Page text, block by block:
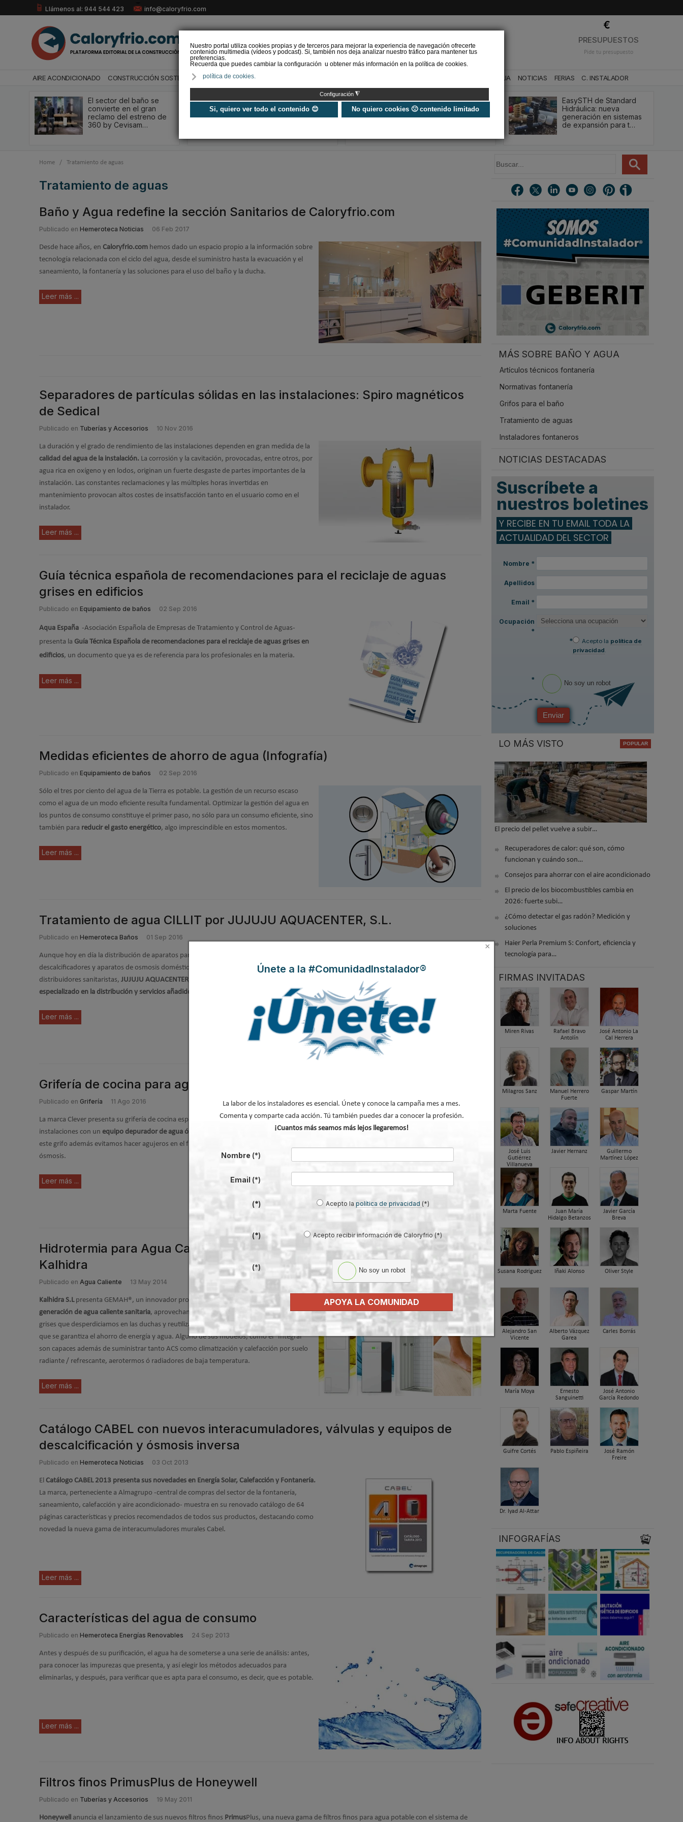
Nuestro portal utiliza cookies propias y de terceros para mejorar la experiencia de navegación ofrecerte
contenido multimedia (vídeos y podcast). Si, también nos deja analizar nuestro tráfico para mantener tus
preferencias.
Recuerda que puedes cambiar la configuración u obtener más información en la política de cookies.
política de cookies.
Configuración ◮
Si, quiero ver todo el contenido 😊 No quiero cookies 🙁 contenido limitado
Llámenos al: 944 544 423 info@caloryfrio.com
PRESUPUESTOS
Pide tu presupuesto
AIRE ACONDICIONADO CONSTRUCCIÓN SOSTENIBLE ENERGÍAS RENOVABLES BAÑO Y AGUA NOTICIAS FERIAS C. INSTALADOR
El sector del baño se
convierte en el gran
reclamo del estreno de
360 by Cevisam…
Mantenimiento de
piscinas: desinfección
¿Qué debes saber?
Grifería y espacio ducha
en 2026: integración y
minimalismo en Casa
EasySTH de Standard
Hidráulica: nueva
generación en sistemas
de expansión para t…
Home / Tratamiento de aguas
tratamiento de aguas
Baño y Agua redefine la sección Sanitarios de Caloryfrio.com
Publicado en Hemeroteca Noticias 06 Feb 2017
Desde hace años, en Caloryfrio.com hemos dado un espacio propio a la información sobre
tecnología relacionada con el ciclo del agua, desde el suministro hasta la evacuación y el
saneamiento, la fontanería y las soluciones para el uso del baño y la ducha.
Leer más ...
Separadores de partículas sólidas en las instalaciones: Spiro magnéticos
de Sedical
Publicado en Tuberías y Accesorios 10 Nov 2016
La duración y el grado de rendimiento de las instalaciones dependen en gran medida de la
calidad del agua de la instalación. La corrosión y la cavitación, provocadas, entre otros, por
agua rica en oxígeno y en lodos, originan un fuerte desgaste de partes importantes de la
instalación. Las constantes reclamaciones y las múltiples horas invertidas en
mantenimiento provocan altos costes de insatisfacción tanto en el usuario como en el
instalador.
Leer más ...
Guía técnica española de recomendaciones para el reciclaje de aguas
grises en edificios
Publicado en Equipamiento de baños 02 Sep 2016
Aqua España -Asociación Española de Empresas de Tratamiento y Control de Aguas-
presenta la Guía Técnica Española de recomendaciones para el reciclaje de aguas grises en
edificios, un documento que ya es de referencia para los profesionales en la materia.
Leer más ...
Medidas eficientes de ahorro de agua (Infografía)
Publicado en Equipamiento de baños 02 Sep 2016
Sólo el tres por ciento del agua de la Tierra es potable. La gestión de un recurso escaso
como el agua de un modo eficiente resulta fundamental. Optimizar la gestión del agua en
los puntos de consumo constituye el primer paso, no sólo para un consumo eficiente, sino
también para reducir el gasto energético, algo imprescindible en estos momentos.
Leer más ...
Tratamiento de agua CILLIT por JUJUJU AQUACENTER, S.L.
Publicado en Hemeroteca Baños 01 Sep 2016
Aunque hoy en día la distribución de aparatos para el
descalcificadores y aparatos de osmosis domésticas) se hace a través de muchos
distribuidores sanitaristas, JUJUJU AQUACENTER, S.L.
especializado en la distribución y servicios añadidos de tratamiento de agua
Leer más ...
Grifería de cocina para agua tratada con ósmosis Clever Caiman Urban
Publicado en Grifería 11 Ago 2016
La marca Clever presenta su grifería de cocina específica para agua tratada, ideal para
instalaciones con un equipo depurador de agua ósmosis inversa debajo del fregadero. Con
este grifo además evitamos hacer agujeros en el fregadero de la cocina para instalar la
ósmosis.
Leer más ...
Hidrotermia para Agua Caliente Sanitaria y Calefacción con GEMAH® de
Kalhidra
Publicado en Agua Caliente 13 May 2014
Kalhidra S.Lpresenta GEMAH®, un innovador producto que
utiliza la hidrotermia para la
generación de agua caliente sanitaria, aprovechando el excedente energético de las aguas
grises que desperdiciamos en las duchas y reutilizando estas mismas para inodoros, con lo
que se garantiza el ahorro de energía y agua. Alguno de sus modelos, como el "Integral"
son capaces además de suministrar tanto ACS como climatización y calefacción por suelo
radiante / refrescante, aerotermos ó radiadores de baja temperatura.
Leer más ...
Catálogo CABEL con nuevos interacumuladores, válvulas y equipos de
descalcificación y ósmosis inversa
Publicado en Hemeroteca Noticias 03 Oct 2013
El Catálogo CABEL 2013 presenta sus novedades en Energía Solar, Calefacción y Fontanería.
La marca, perteneciente a Almagrupo -central de compras del sector de la fontanería,
saneamiento, calefacción y aire acondicionado- muestra en su renovado catálogo de 64
páginas características y precios recomendados de todos sus productos, destacando como
novedad la nueva gama de interacumuladores murales Cabel.
Leer más ...
Características del agua de consumo
Publicado en Hemeroteca Energías Renovables 24 Sep 2013
Antes y después de su purificación, el agua ha de someterse a una serie de análisis: antes,
para conocer las impurezas que presenta, y así elegir los métodos adecuados para
eliminarlas, y después, para verificar que es apta para el consumo, es decir, que es potable.
Leer más ...
Filtros finos PrimusPlus de Honeywell
Publicado en Tuberías y Accesorios 19 May 2011
Honeywell anuncia el lanzamiento de sus nuevos filtros finos PrimusPlus, una nueva gama de filtros finos para agua potable con el sistema de
u
r
MÁS SOBRE BAÑO Y AGUA
Artículos técnicos fontanería
Normativas fontanería
Grifos para el baño
Tratamiento de aguas
Instaladores fontaneros
NOTICIAS DESTACADAS
Suscríbete a
nuestros boletines
Y RECIBE EN TU EMAIL TODA LA
ACTUALIDAD DEL SECTOR
Nombre *
Apellidos
Email *
Ocupación
*
*
Acepto la política de
privacidad.
* No soy un robot
Enviar
LO MÁS VISTO
El precio del pellet vuelve a subir…
Recuperadores de calor: qué son, cómo
funcionan y cuándo son…
Consejos para ahorrar con el aire acondicionado
El precio de los biocombustibles cambia en
2026: fuerte subi…
¿Cómo detectar el gas radón? Medición y
soluciones
Haier Perla Premium S: Confort, eficiencia y
tecnología para…
FIRMAS INVITADAS
Miren Rivas
Rafael Bravo
Antolín
José Antonio La
Cal Herrera
Milagros Sanz
Manuel Herrero
Fuerte
Gaspar Martín
José Luis
Gutiérrez
Villanueva
Javier Hernanz
Guillermo
Martínez López
Marta Fuente
Juan María
Hidalgo Betanzos
Javier García
Breva
Susana Rodriguez Iñaki Alonso Oliver Style
Alejandro San
Vicente
Alberto Vázquez
Garea
Carles Borrás
María Moya
Ernesto
Sanguinetti
José Antonio
García Redondo
Guifre Cortés Pablo Espiñeira
José Ramón
Freire
Dr. Iyad Al-Attar
INFOGRAFÍAS
×
Únete a la #ComunidadInstalador®
La labor de los instaladores es esencial. Únete y conoce la campaña mes a mes.
Comenta y comparte cada acción. Tú también puedes dar a conocer la profesión.
¡Cuantos más seamos más lejos llegaremos!
Nombre (*)
Email (*)
(*) Acepto lapolítica de privacidad (*)
(*) Acepto recibir información de Caloryfrio (*)
(*) No soy un robot
APOYA LA COMUNIDAD